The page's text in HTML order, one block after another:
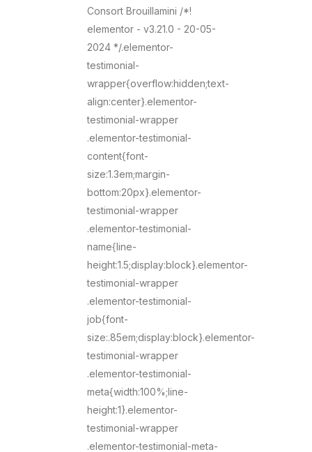
Consort Brouillamini /*!
elementor - v3.21.0 - 20-05-
2024 */.elementor-
testimonial-
wrapper{overflow:hidden;text-
align:center}.elementor-
testimonial-wrapper
.elementor-testimonial-
content{font-
size:1.3em;margin-
bottom:20px}.elementor-
testimonial-wrapper
.elementor-testimonial-
name{line-
height:1.5;display:block}.elementor-
testimonial-wrapper
.elementor-testimonial-
job{font-
size:.85em;display:block}.elementor-
testimonial-wrapper
.elementor-testimonial-
meta{width:100%;line-
height:1}.elementor-
testimonial-wrapper
.elementor-testimonial-meta-